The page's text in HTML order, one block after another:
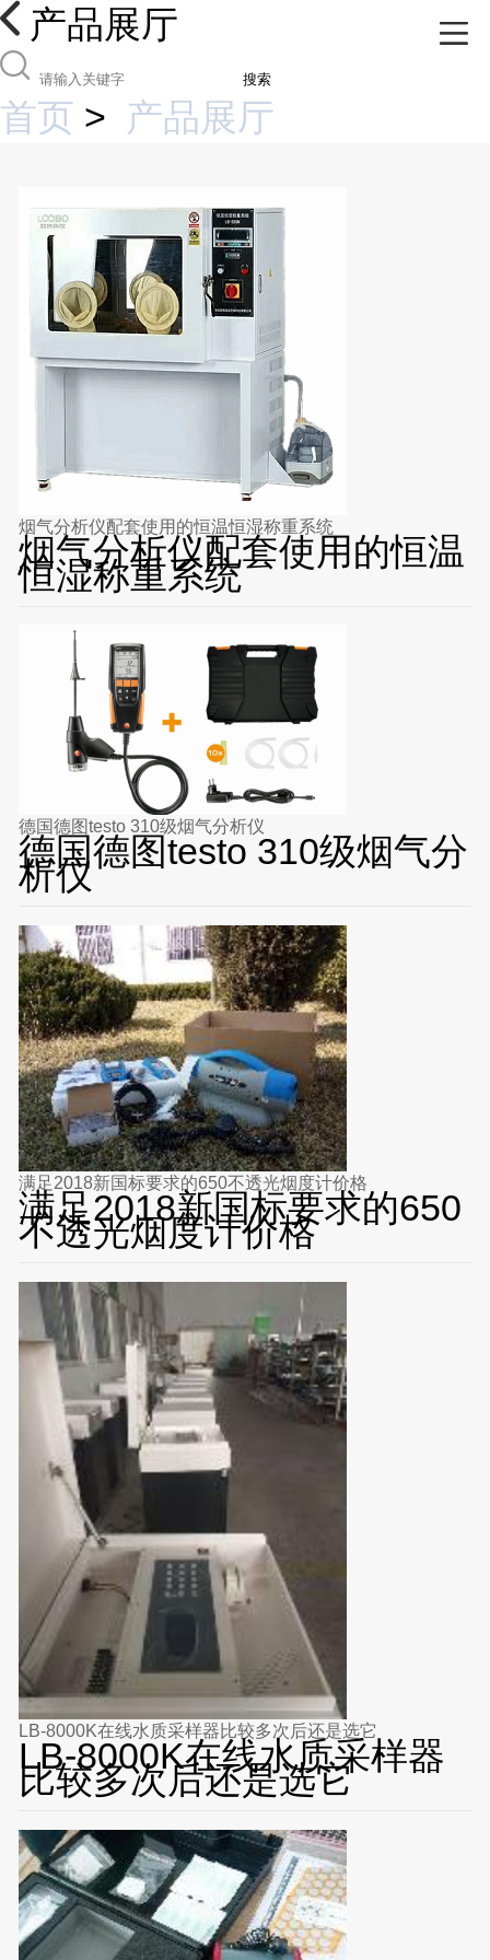
产品展厅
搜索
首页 > 产品展厅
烟气分析仪配套使用的恒温恒湿称重系统
烟气分析仪配套使用的恒温
恒湿称重系统
德国德图testo 310级烟气分析仪
德国德图testo 310级烟气分
析仪
满足2018新国标要求的650不透光烟度计价格
满足2018新国标要求的650
不透光烟度计价格
LB-8000K在线水质采样器比较多次后还是选它
LB-8000K在线水质采样器
比较多次后还是选它